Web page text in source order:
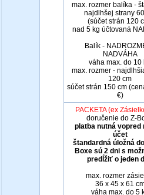
max. rozmer balíka -
najdlhšej strany
(súčet strán 120
nad 5 kg účtovaná
Balík -
NADVÁHA
váha max. do 10
max. rozmer -
120 cm
súčet strán 150 cm
€)
PACKETA (ex
doručenie do Z-
platba nutná vopred
účet
štandardná úložná
Boxe sú 2 dni s
predĺžiť o jeden
max. rozmer
36 x 45 x 61
váha max. do 5